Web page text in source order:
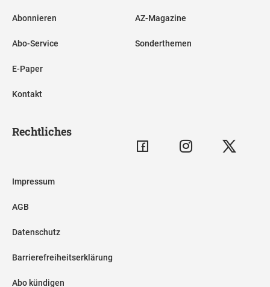
Abonnieren
Abo-Service
E-Paper
Kontakt
AZ-Magazine
Sonderthemen
Rechtliches
Impressum
AGB
Datenschutz
Barrierefreiheitserklärung
Abo kündigen